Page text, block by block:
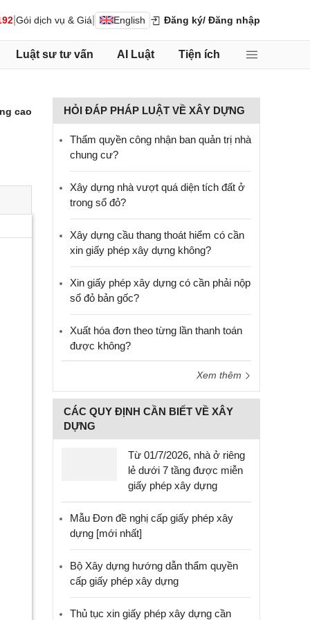
Gói dịch vụ & Giá English Đăng ký/ Đăng nhập
Luật sư tư vấn AI Luật Tiện ích
cao HỎI ĐÁP PHÁP LUẬT VỀ XÂY DỰNG
Thẩm quyền công nhận ban quản trị nhà
chung cư?
Xây dựng nhà vượt quá diện tích đất ở
trong sổ đỏ?
Xây dựng cầu thang thoát hiểm có cần
xin giấy phép xây dựng không?
Xin giấy phép xây dựng có cần phải nộp
sổ đỏ bản gốc?
Xuất hóa đơn theo từng lần thanh toán
được không?
Xem thêm
CÁC QUY ĐỊNH CẦN BIẾT VỀ XÂY
DỰNG
Từ 01/7/2026, nhà ở riêng
lẻ dưới 7 tầng được miễn
giấy phép xây dựng
Mẫu Đơn đề nghị cấp giấy phép xây
dựng [mới nhất]
Bộ Xây dựng hướng dẫn thẩm quyền
cấp giấy phép xây dựng
Thủ tục xin giấy phép xây dựng cần